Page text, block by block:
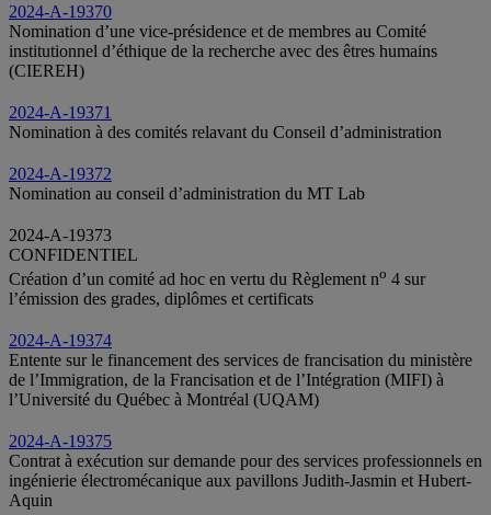
2024-A-19370
Nomination d’une vice-présidence et de membres au Comité
institutionnel d’éthique de la recherche avec des êtres humains
(CIEREH)
2024-A-19371
Nomination à des comités relavant du Conseil d’administration
2024-A-19372
Nomination au conseil d’administration du MT Lab
2024-A-19373
CONFIDENTIEL
Création d’un comité ad hoc en vertu du Règlement no 4 sur
l’émission des grades, diplômes et certificats
2024-A-19374
Entente sur le financement des services de francisation du ministère
de l’Immigration, de la Francisation et de l’Intégration (MIFI) à
l’Université du Québec à Montréal (UQAM)
2024-A-19375
Contrat à exécution sur demande pour des services professionnels en
ingénierie électromécanique aux pavillons Judith-Jasmin et Hubert-
Aquin